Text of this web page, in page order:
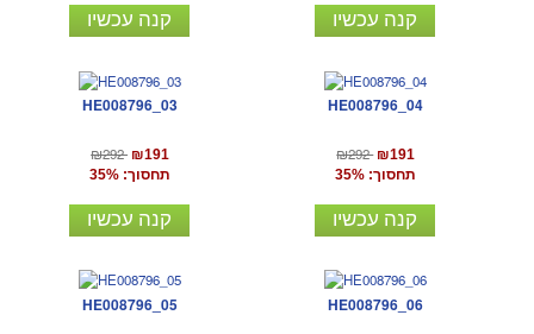
קנה עכשיו קנה עכשיו
HE008796_03
₪292 ₪191
תחסוך: 35%
קנה עכשיו
HE008796_04
₪292 ₪191
תחסוך: 35%
קנה עכשיו
HE008796_05 HE008796_06